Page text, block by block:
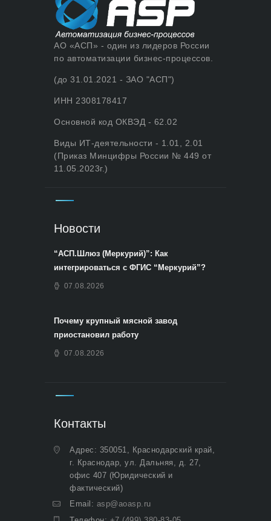
АО «АСП» - один из лидеров России
по автоматизации бизнес-процессов.
(до 31.01.2021 - ЗАО "АСП")
ИНН 2308178417
Основной код ОКВЭД - 62.02
Виды ИТ-деятельности - 1.01, 2.01
(Приказ Минцифры России № 449 от
11.05.2023г.)
Новости
“АСП.Шлюз (Меркурий)”: Как
интегрироваться с ФГИС “Меркурий”?
07.08.2026
Почему крупный мясной завод
приостановил работу
07.08.2026
Контакты
Адрес: 350051, Краснодарский край,
г. Краснодар, ул. Дальняя, д. 27,
офис 407 (Юридический и
фактический)
Email: asp@aoasp.ru